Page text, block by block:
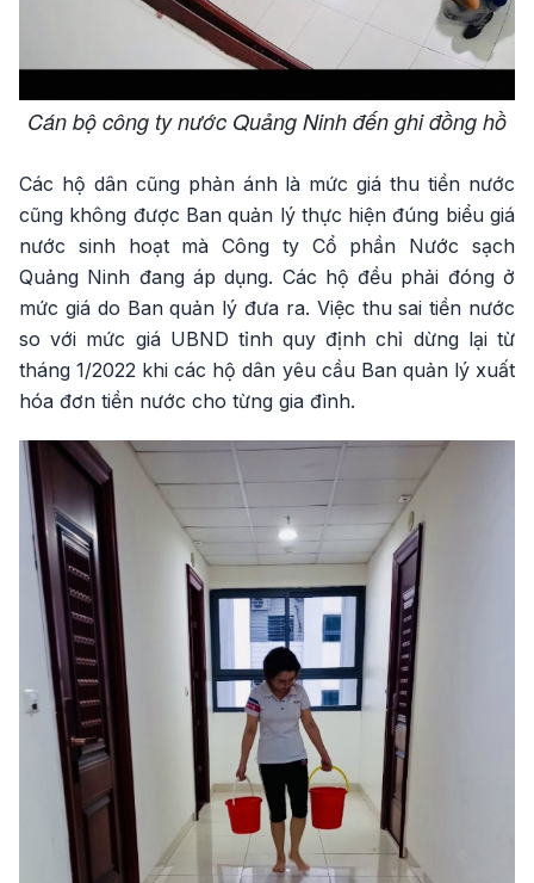
Cán bộ công ty nước Quảng Ninh đến ghi đồng hồ
Các hộ dân cũng phản ánh là mức giá thu tiền nước
cũng không được Ban quản lý thực hiện đúng biểu giá
nước sinh hoạt mà Công ty Cổ phần Nước sạch
Quảng Ninh đang áp dụng. Các hộ đều phải đóng ở
mức giá do Ban quản lý đưa ra. Việc thu sai tiền nước
so với mức giá UBND tỉnh quy định chỉ dừng lại từ
tháng 1/2022 khi các hộ dân yêu cầu Ban quản lý xuất
hóa đơn tiền nước cho từng gia đình.